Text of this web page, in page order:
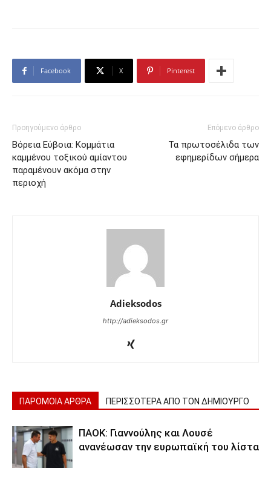
Facebook X Pinterest
Προηγούμενο άρθρο
Βόρεια Εύβοια: Κομμάτια
καμμένου τοξικού αμίαντου
παραμένουν ακόμα στην
περιοχή
Επόμενο άρθρο
Τα πρωτοσέλιδα των
εφημερίδων σήμερα
Adieksodos
http://adieksodos.gr
ΠΑΡΟΜΟΙΑ ΑΡΘΡΑ ΠΕΡΙΣΣΟΤΕΡΑ ΑΠΟ ΤΟΝ ΔΗΜΙΟΥΡΓΟ
ΠΑΟΚ: Γιαννούλης και Λουσέ
ανανέωσαν την ευρωπαϊκή του λίστα